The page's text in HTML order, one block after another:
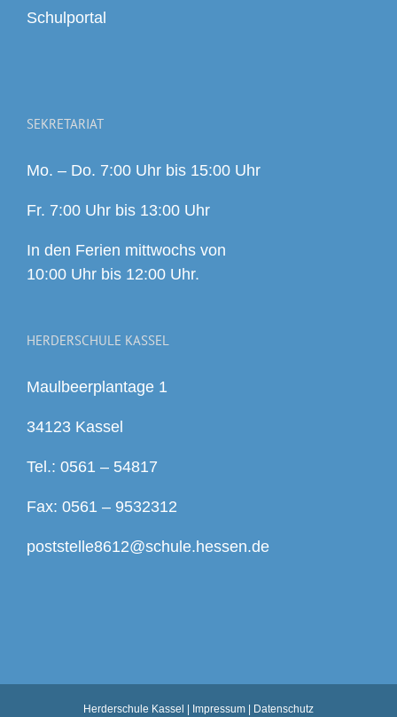
Schulportal
SEKRETARIAT
Mo. – Do. 7:00 Uhr bis 15:00 Uhr
Fr. 7:00 Uhr bis 13:00 Uhr
In den Ferien mittwochs von
10:00 Uhr bis 12:00 Uhr.
HERDERSCHULE KASSEL
Maulbeerplantage 1
34123 Kassel
Tel.: 0561 – 54817
Fax: 0561 – 9532312
poststelle8612@schule.hessen.de
Herderschule Kassel | Impressum | Datenschutz